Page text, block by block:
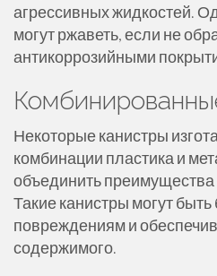
агрессивных жидкостей.
могут ржаветь, если не
антикоррозийными
Некоторые канистры
комбинации пластика и
объединить
Такие канистры могут
повреждениям и
содержимого.